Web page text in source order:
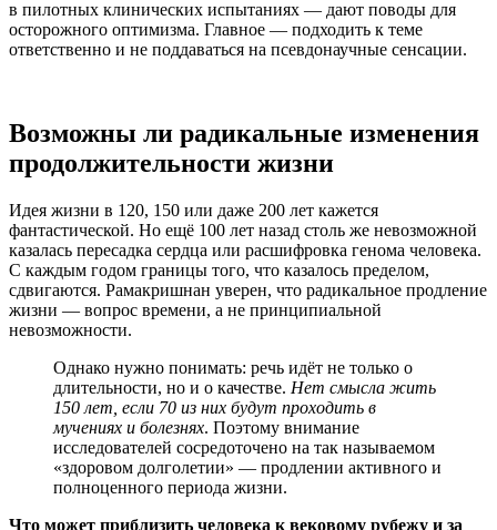
в пилотных клинических испытаниях — дают поводы для
осторожного оптимизма. Главное — подходить к теме
ответственно и не поддаваться на псевдонаучные сенсации.
Возможны ли радикальные изменения
продолжительности жизни
Идея жизни в 120, 150 или даже 200 лет кажется
фантастической. Но ещё 100 лет назад столь же невозможной
казалась пересадка сердца или расшифровка генома человека.
С каждым годом границы того, что казалось пределом,
сдвигаются. Рамакришнан уверен, что радикальное продление
жизни — вопрос времени, а не принципиальной
невозможности.
Однако нужно понимать: речь идёт не только о
длительности, но и о качестве. Нет смысла жить
150 лет, если 70 из них будут проходить в
мучениях и болезнях. Поэтому внимание
исследователей сосредоточено на так называемом
«здоровом долголетии» — продлении активного и
полноценного периода жизни.
Что может приблизить человека к вековому рубежу и за